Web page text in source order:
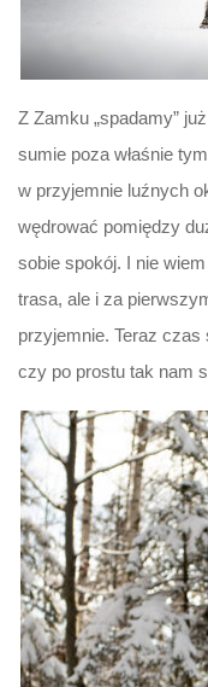
Z Zamku „spadamy”
sumie poza właśnie
w przyjemnie luźnych
wędrować pomiędzy
sobie spokój. I nie
trasa, ale i za
przyjemnie. Teraz
czy po prostu tak nam